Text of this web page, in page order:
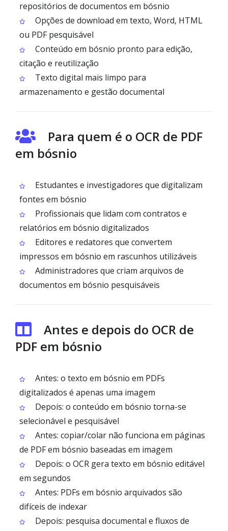
repositórios de documentos em bósnio
Opções de download em texto, Word, HTML
ou PDF pesquisável
Conteúdo em bósnio pronto para edição,
citação e reutilização
Texto digital mais limpo para
armazenamento e gestão documental
Para quem é o OCR de PDF
em bósnio
Estudantes e investigadores que digitalizam
fontes em bósnio
Profissionais que lidam com contratos e
relatórios em bósnio digitalizados
Editores e redatores que convertem
impressos em bósnio em rascunhos utilizáveis
Administradores que criam arquivos de
documentos em bósnio pesquisáveis
Antes e depois do OCR de
PDF em bósnio
Antes: o texto em bósnio em PDFs
digitalizados é apenas uma imagem
Depois: o conteúdo em bósnio torna-se
selecionável e pesquisável
Antes: copiar/colar não funciona em páginas
de PDF em bósnio baseadas em imagem
Depois: o OCR gera texto em bósnio editável
em segundos
Antes: PDFs em bósnio arquivados são
difíceis de indexar
Depois: pesquisa documental e fluxos de